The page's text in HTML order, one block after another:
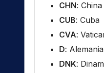
CHN: China
CUB: Cuba
CVA:
D: Alemania
DNK: